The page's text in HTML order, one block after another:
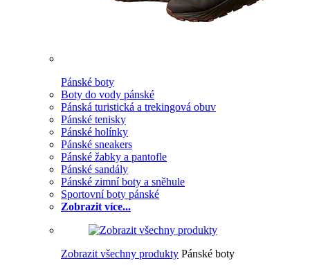
Pánské boty
Boty do vody pánské
Pánská turistická a trekingová obuv
Pánské tenisky
Pánské holínky
Pánské sneakers
Pánské žabky a pantofle
Pánské sandály
Pánské zimní boty a sněhule
Sportovní boty pánské
Zobrazit více...
Zobrazit všechny produkty Pánské boty